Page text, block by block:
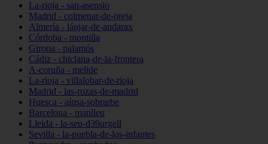
La-rioja - san-asensio
Madrid - colmenar-de-oreja
Almería - láujar-de-andarax
Córdoba - montilla
Girona - palamós
Cádiz - chiclana-de-la-frontera
A-coruña - melide
La-rioja - villalobar-de-rioja
Madrid - las-rozas-de-madrid
Huesca - aínsa-sobrarbe
Barcelona - manlleu
Lleida - la-seu-d39urgell
Sevilla - la-puebla-de-los-infantes